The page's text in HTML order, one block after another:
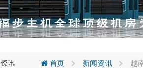
讯
首页 新闻资讯 越